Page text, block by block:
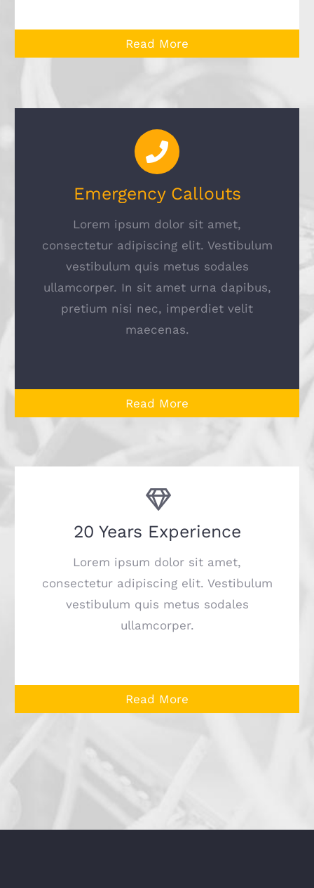
Read More
Emergency Callouts
Lorem ipsum dolor sit amet,
consectetur adipiscing elit. Vestibulum
vestibulum quis metus sodales
ullamcorper. In sit amet urna dapibus,
pretium nisi nec, imperdiet velit
maecenas.
Read More
20 Years Experience
Lorem ipsum dolor sit amet,
consectetur adipiscing elit. Vestibulum
vestibulum quis metus sodales
ullamcorper.
Read More